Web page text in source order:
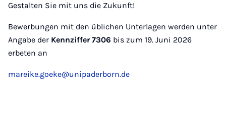
Gestalten Sie mit uns die Zukunft!
Bewerbungen mit den üblichen Unterlagen werden unter
Angabe der Kennziffer 7306 bis zum 19. Juni 2026
erbeten an
mareike.goeke@unipaderborn.de